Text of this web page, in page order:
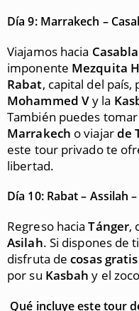
Día 9: Marrakech –
Viajamos hacia
imponente Mezquita
Rabat, capital del país,
Mohammed Vy la
También puedes
Marrakech o viajarde
este tour privado te
libertad.
Día 10: Rabat – Assilah
Regreso haciaTánger,
Asilah. Si dispones de
disfruta decosas
por su Kasbah y el
Qué incluye este tour